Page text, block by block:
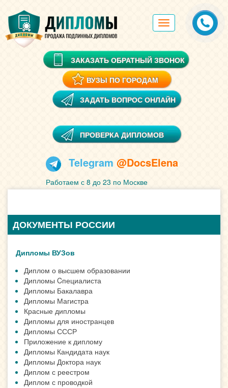
Toggle
navigation
ЗАКАЗАТЬ ОБРАТНЫЙ ЗВОНОК
ВУЗЫ ПО ГОРОДАМ
ЗАДАТЬ ВОПРОС ОНЛАЙН
ПРОВЕРКА ДИПЛОМОВ
Telegram @DocsElena
Работаем с 8 до 23 по Москве
ДОКУМЕНТЫ РОССИИ
Дипломы ВУЗов
Диплом о высшем образовании
Дипломы Cпециалиста
Дипломы Бакалавра
Дипломы Магистра
Красные дипломы
Дипломы для иностранцев
Дипломы СССР
Приложение к диплому
Дипломы Кандидата наук
Дипломы Доктора наук
Диплом с реестром
Диплом с проводкой